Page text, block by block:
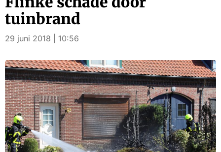
tuinbrand
29 juni 2018 | 10:56